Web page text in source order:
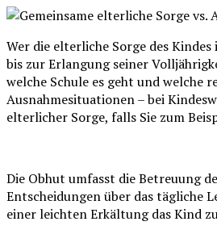
Wer die elterliche Sorge des
bis zur Erlangung seiner
welche Schule es geht und welche
Ausnahmesituationen – bei
elterlicher Sorge, falls Sie zum
Die Obhut umfasst die Betreuung
Entscheidungen über das tägliche
einer leichten Erkältung das Kind